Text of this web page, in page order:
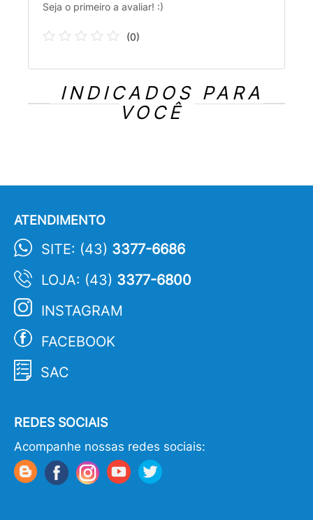
Seja o primeiro a avaliar! :)
(0)
INDICADOS PARA
VOCÊ
ATENDIMENTO
SITE: (43) 3377-6686
LOJA: (43) 3377-6800
INSTAGRAM
FACEBOOK
SAC
REDES SOCIAIS
Acompanhe nossas redes sociais: